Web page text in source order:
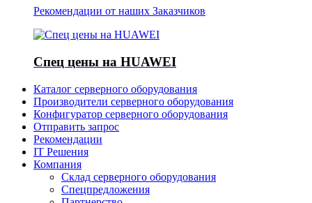
Рекомендации от наших Заказчиков
Спец цены на HUAWEI
Каталог серверного оборудования
Производители серверного оборудования
Конфигуратор серверного оборудования
Отправить запрос
Рекомендации
IT Решения
Компания
Склад серверного оборудования
Спецпредложения